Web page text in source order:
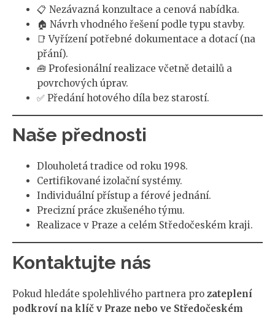
📋 Nezávazná konzultace a cenová nabídka.
🏠 Návrh vhodného řešení podle typu stavby.
📑 Vyřízení potřebné dokumentace a dotací (na
přání).
🧰 Profesionální realizace včetně detailů a
povrchových úprav.
✅ Předání hotového díla bez starostí.
Naše přednosti
Dlouholetá tradice od roku 1998.
Certifikované izolační systémy.
Individuální přístup a férové jednání.
Precizní práce zkušeného týmu.
Realizace v Praze a celém Středočeském kraji.
Kontaktujte nás
Pokud hledáte spolehlivého partnera pro zateplení
podkroví na klíč v Praze nebo ve Středočeském